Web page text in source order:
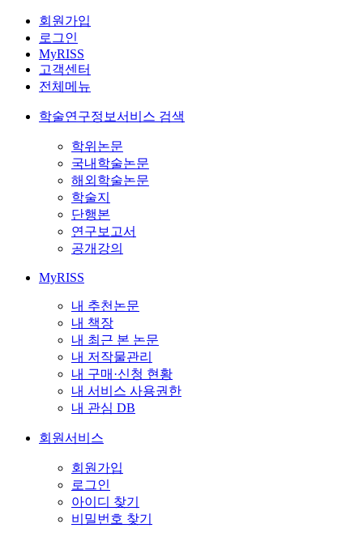
회원가입
로그인
MyRISS
고객센터
전체메뉴
학술연구정보서비스 검색
학위논문
국내학술논문
해외학술논문
학술지
단행본
연구보고서
공개강의
MyRISS
내 추천논문
내 책장
내 최근 본 논문
내 저작물관리
내 구매·신청 현황
내 서비스 사용권한
내 관심 DB
회원서비스
회원가입
로그인
아이디 찾기
비밀번호 찾기